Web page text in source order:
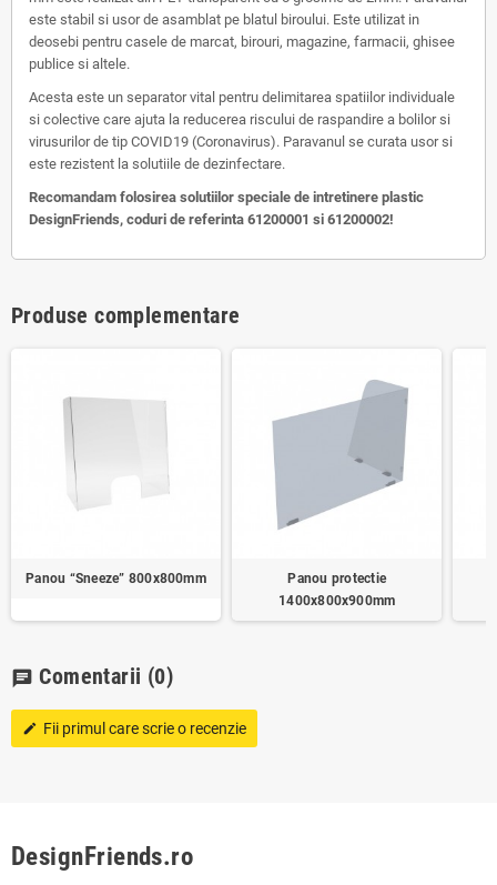
este stabil si usor de asamblat pe blatul biroului. Este utilizat in
deosebi pentru casele de marcat, birouri, magazine, farmacii, ghisee
publice si altele.
Acesta este un separator vital pentru delimitarea spatiilor individuale
si colective care ajuta la reducerea riscului de raspandire a bolilor si
virusurilor de tip COVID19 (Coronavirus). Paravanul se curata usor si
este rezistent la solutiile de dezinfectare.
Recomandam folosirea solutiilor speciale de intretinere plastic
DesignFriends, coduri de referinta 61200001 si 61200002!
Produse complementare
Panou “Sneeze” 800x800mm
Panou protectie
1400x800x900mm
chat Comentarii (0)
edit Fii primul care scrie o recenzie
DesignFriends.ro